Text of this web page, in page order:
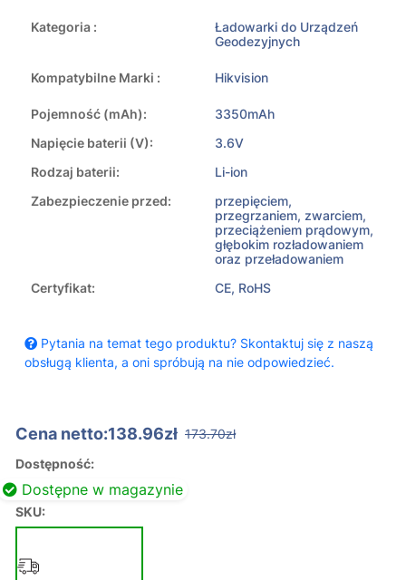
Kategoria :
Ładowarki do Urządzeń
Geodezyjnych
Kompatybilne Marki : Hikvision
Pojemność (mAh):
3350mAh
Napięcie baterii (V):
3.6V
Rodzaj baterii:
Li-ion
Zabezpieczenie przed:
przepięciem,
przegrzaniem, zwarciem,
przeciążeniem prądowym,
głębokim rozładowaniem
oraz przeładowaniem
Certyfikat:
CE, RoHS
Pytania na temat tego produktu? Skontaktuj się z naszą
obsługą klienta, a oni spróbują na nie odpowiedzieć.
Cena netto:138.96zł 173.70zł
Dostępność:
Dostępne w magazynie
SKU: